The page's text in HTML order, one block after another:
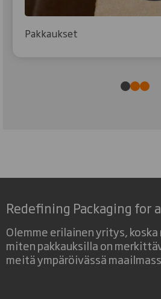
Pakkaukset
Redefining Packaging for
Olemme erilainen yritys, koska
miten pakkauksilla on
meitä ympäröivässä